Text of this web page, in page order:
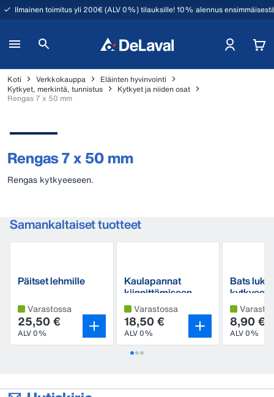
Ilmainen toimitus yli 200€ (ALV 0%) tilauksille! 10% alennus
Koti Verkkokauppa
Eläinten hyvinvointi
Kytkyet, merkintä, tunnistus
Kytkyet ja niiden osat
Rengas 7 x 50 mm
Rengas 7 x 50 mm
Rengas kytkyeeseen.
Samankaltaiset tuotteet
Päitset lehmille
Varastossa
25,50 €
ALV 0%
Kaulapannat
kiinnittämiseen
Varastossa
18,50 €
ALV 0%
Bats
8,90 €
ALV 0%